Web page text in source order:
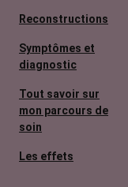
Reconstructions
Symptômes et
diagnostic
Tout savoir sur
mon parcours de
soin
Les effets